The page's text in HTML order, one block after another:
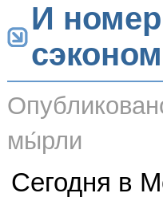
И номер
мы́рли
Сегодня в